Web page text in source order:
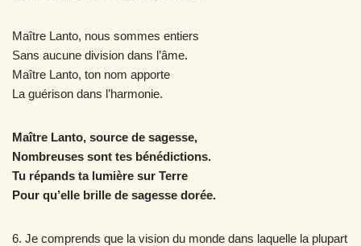
Maître Lanto, nous sommes entiers
Sans aucune division dans l’âme.
Maître Lanto, ton nom apporte
La guérison dans l’harmonie.
Maître Lanto, source de sagesse,
Nombreuses sont tes bénédictions.
Tu répands ta lumière sur Terre
Pour qu’elle brille de sagesse dorée.
6. Je comprends que la vision du monde dans laquelle la plupart